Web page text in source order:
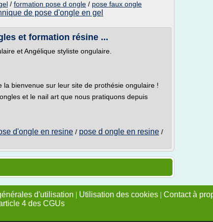
/ formation pose d ongle / pose faux ongle
de pose d'ongle en gel
et formation résine ...
et Angélique styliste ongulaire.
la bienvenue sur leur site de prothésie ongulaire !
et le nail art que nous pratiquons depuis
d'ongle en resine / pose d ongle en resine /
d'utilisation | Utilisation des cookies | Contact à
4 des CGUs